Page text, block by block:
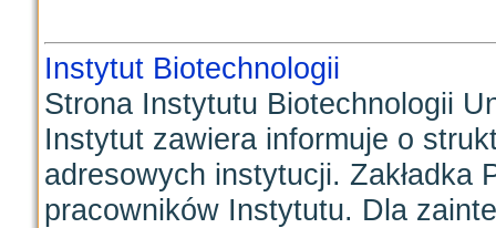
Instytut Biotechnologii
Strona Instytutu Biotechnologii
Instytut zawiera informuje o
adresowych instytucji. Zakładka
pracowników Instytutu. Dla